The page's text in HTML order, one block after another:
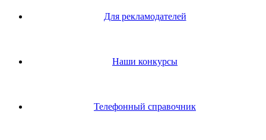
Для рекламодателей
Наши конкурсы
Телефонный справочник